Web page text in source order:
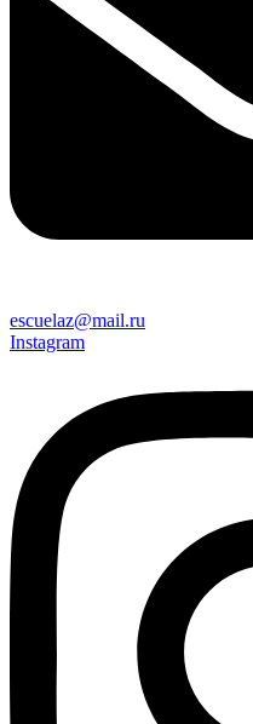
escuelaz@mail.ru
Instagram